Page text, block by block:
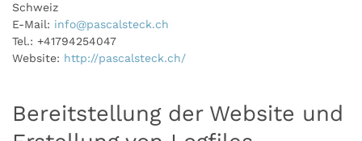
Schweiz
E-Mail: info@pascalsteck.ch
Tel.: +41794254047
Website: http://pascalsteck.ch/
Bereitstellung der Website und